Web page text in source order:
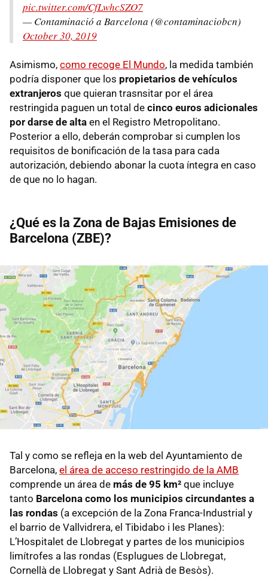
pic.twitter.com/CfLwhcSZO7
— Contaminació a Barcelona (@contaminaciobcn)
October 30, 2019
Asimismo, como recoge El Mundo, la medida también
podría disponer que los propietarios de vehículos
extranjeros que quieran trasnsitar por el área
restringida paguen un total de cinco euros adicionales
por darse de alta en el Registro Metropolitano.
Posterior a ello, deberán comprobar si cumplen los
requisitos de bonificación de la tasa para cada
autorización, debiendo abonar la cuota íntegra en caso
de que no lo hagan.
¿Qué es la Zona de Bajas Emisiones de
Barcelona (ZBE)?
Tal y como se refleja en la web del Ayuntamiento de
Barcelona, el área de acceso restringido de la AMB
comprende un área de más de 95 km² que incluye
tanto Barcelona como los municipios circundantes a
las rondas (a excepción de la Zona Franca-Industrial y
el barrio de Vallvidrera, el Tibidabo i les Planes):
L’Hospitalet de Llobregat y partes de los municipios
limítrofes a las rondas (Esplugues de Llobregat,
Cornellà de Llobregat y Sant Adrià de Besòs).